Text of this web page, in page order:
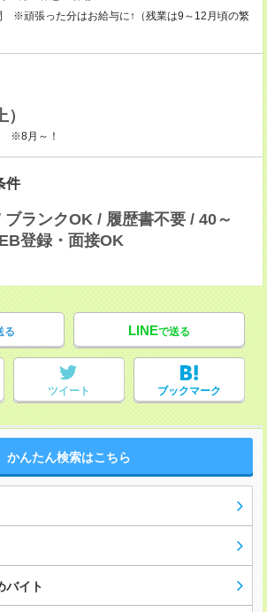
※頑張った分はお給与に↑（残業は9～12月頃の繁
※8月～！
件
ランクOK / 履歴書不要 / 40～
登録・面接OK
る LINEで送る
ツイート ブックマーク
かんたん検索はこちら
バイト